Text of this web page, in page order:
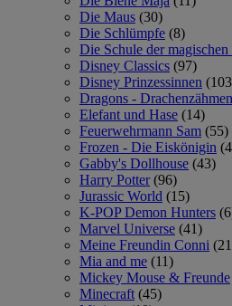
Die Maus (30)
Die Schlümpfe (8)
Die Schule der magischen
Disney Classics (97)
Disney Prinzessinnen
Dragons -
Elefant und Hase (14)
Feuerwehrmann Sam (55)
Frozen - Die Eiskönigin
Gabby's Dollhouse (43)
Harry Potter (96)
Jurassic World (15)
K-POP Demon Hunters
Marvel Universe (41)
Meine Freundin Conni
Mia and me (11)
Mickey Mouse & Freunde
Minecraft (45)